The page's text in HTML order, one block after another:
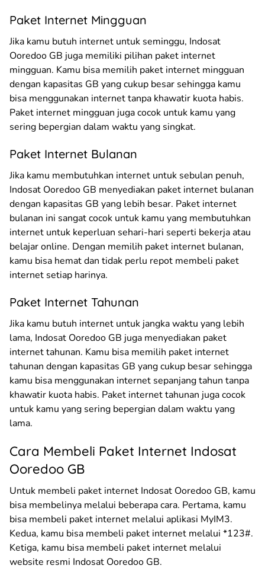
Paket Internet Mingguan
Jika kamu butuh internet untuk seminggu, Indosat
Ooredoo GB juga memiliki pilihan paket internet
mingguan. Kamu bisa memilih paket internet mingguan
dengan kapasitas GB yang cukup besar sehingga kamu
bisa menggunakan internet tanpa khawatir kuota habis.
Paket internet mingguan juga cocok untuk kamu yang
sering bepergian dalam waktu yang singkat.
Paket Internet Bulanan
Jika kamu membutuhkan internet untuk sebulan penuh,
Indosat Ooredoo GB menyediakan paket internet bulanan
dengan kapasitas GB yang lebih besar. Paket internet
bulanan ini sangat cocok untuk kamu yang membutuhkan
internet untuk keperluan sehari-hari seperti bekerja atau
belajar online. Dengan memilih paket internet bulanan,
kamu bisa hemat dan tidak perlu repot membeli paket
internet setiap harinya.
Paket Internet Tahunan
Jika kamu butuh internet untuk jangka waktu yang lebih
lama, Indosat Ooredoo GB juga menyediakan paket
internet tahunan. Kamu bisa memilih paket internet
tahunan dengan kapasitas GB yang cukup besar sehingga
kamu bisa menggunakan internet sepanjang tahun tanpa
khawatir kuota habis. Paket internet tahunan juga cocok
untuk kamu yang sering bepergian dalam waktu yang
lama.
Cara Membeli Paket Internet Indosat
Ooredoo GB
Untuk membeli paket internet Indosat Ooredoo GB, kamu
bisa membelinya melalui beberapa cara. Pertama, kamu
bisa membeli paket internet melalui aplikasi MyIM3.
Kedua, kamu bisa membeli paket internet melalui *123#.
Ketiga, kamu bisa membeli paket internet melalui
website resmi Indosat Ooredoo GB.